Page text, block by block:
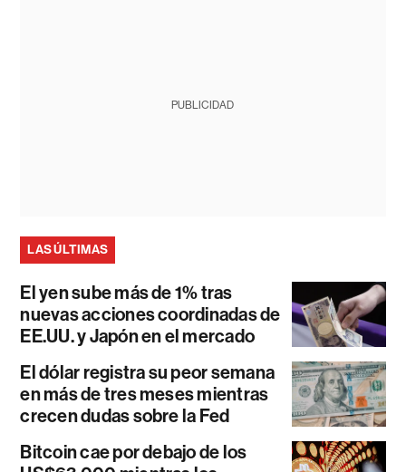
PUBLICIDAD
LAS ÚLTIMAS
El yen sube más de 1% tras
nuevas acciones coordinadas de
EE.UU. y Japón en el mercado
El dólar registra su peor semana
en más de tres meses mientras
crecen dudas sobre la Fed
Bitcoin cae por debajo de los